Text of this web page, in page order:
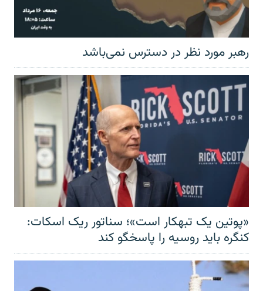
رهبر مورد نظر در دسترس نمی‌باشد
«پوتین یک تبهکار است»؛ سناتور ریک اسکات:
کنگره باید روسیه را پاسخگو کند